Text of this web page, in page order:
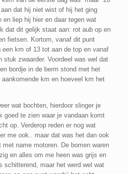
dat hij niet wist of hij het ging
en liep hij hier en daar tegen wat
dat dit gelijk staat aan: rot aub op en
fietsen. Kortom, vanaf dit punt
een km of 13 tot aan de top en vanaf
stuk zwaarder. Voordeel was wel dat
bordje in de berm stond met het
km en hoeveel km het
wat bochten, hierdoor slinger je
goed te zien waar je vandaan komt
op. Verderop reden er nog wat
me ook.. maar dat was het dan ook
name motoren. De bomen waren
en alles om me heen was grijs en
schitterend, maar het werd wel wat